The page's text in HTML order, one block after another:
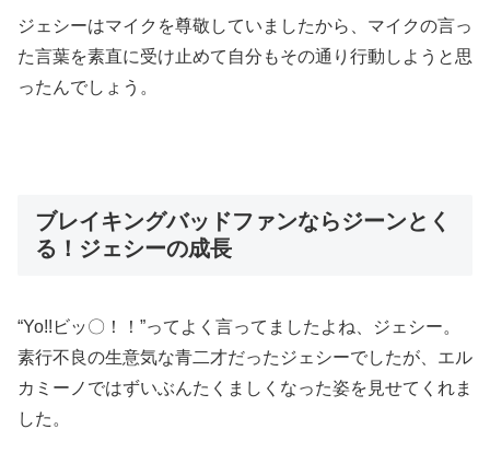
ジェシーはマイクを尊敬していましたから、マイクの言っ
た言葉を素直に受け止めて自分もその通り行動しようと思
ったんでしょう。
ブレイキングバッドファンならジーンとく
る！ジェシーの成長
“Yo!!ビッ〇！！”ってよく言ってましたよね、ジェシー。
素行不良の生意気な青二才だったジェシーでしたが、エル
カミーノではずいぶんたくましくなった姿を見せてくれま
した。